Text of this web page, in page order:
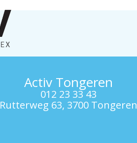
Activ Tongeren
012 23 33 43
Rutterweg 63, 3700 Tongeren